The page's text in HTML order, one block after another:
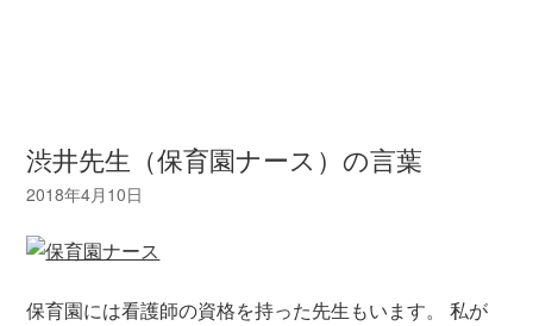
渋井先生（保育園ナース）の言葉
保育園には看護師の資格を持った先生もいます。 私が